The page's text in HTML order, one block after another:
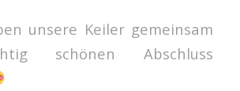
unsere Keiler gemeinsam
schönen Abschluss